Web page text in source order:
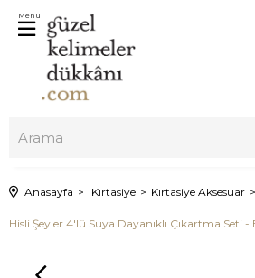
Menu
Anasayfa Kırtasiye Kırtasiye Aksesuar
Hisli Şeyler 4'lü Suya Dayanıklı Çıkartma Seti -